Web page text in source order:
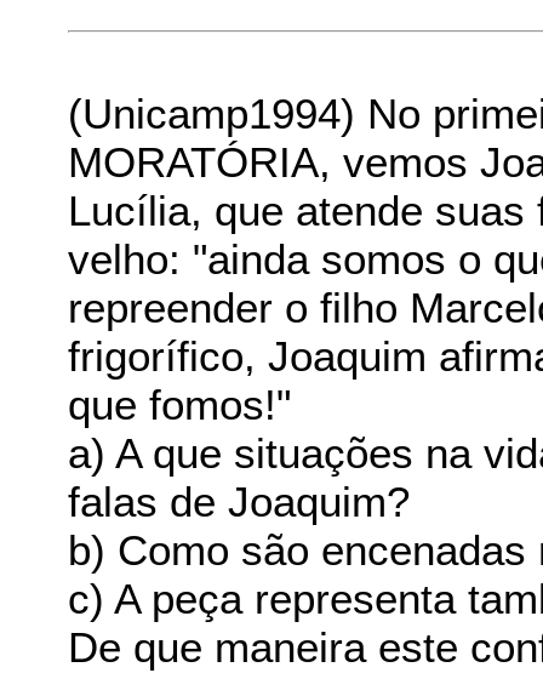
(Unicamp1994) No
MORATÓRIA, vemos
Lucília, que atende
velho: "ainda somos o
repreender o filho
frigorífico, Joaquim
que fomos!"
a) A que situações na
falas de Joaquim?
b) Como são
c) A peça representa
De que maneira este